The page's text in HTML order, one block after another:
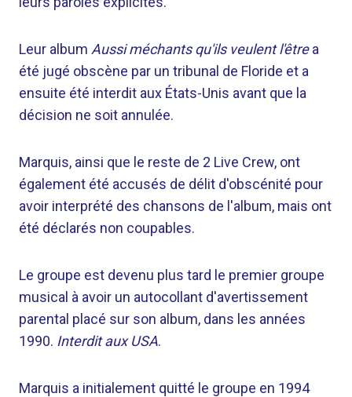
Leur album Aussi méchants qu'ils veulent l'êtrea
été jugé obscène par un tribunal de Floride et a
ensuite été interdit aux États-Unis avant que la
décision ne soit annulée.
Marquis, ainsi que le reste de 2 Live Crew, ont
également été accusés de délit d'obscénité pour
avoir interprété des chansons de l'album, mais ont
été déclarés non coupables.
Le groupe est devenu plus tard le premier groupe
musical à avoir un autocollant d'avertissement
parental placé sur son album, dans les années
1990. Interdit aux USA.
Marquis a initialement quitté le groupe en 1994